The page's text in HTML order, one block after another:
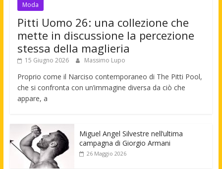
Moda
Pitti Uomo 26: una collezione che
mette in discussione la percezione
stessa della maglieria
15 Giugno 2026 Massimo Lupo
Proprio come il Narciso contemporaneo di The Pitti Pool,
che si confronta con un’immagine diversa da ciò che
appare, a
Miguel Angel Silvestre nell’ultima
campagna di Giorgio Armani
26 Maggio 2026